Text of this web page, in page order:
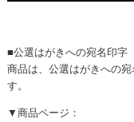
■公選はがきへの宛名印字
商品は、公選はがきへの
す。
▼商品ページ：